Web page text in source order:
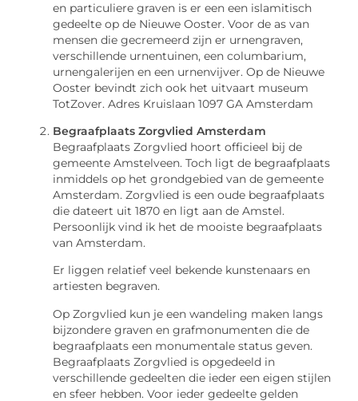
en particuliere graven is er een een islamitisch
gedeelte op de Nieuwe Ooster. Voor de as van
mensen die gecremeerd zijn er urnengraven,
verschillende urnentuinen, een columbarium,
urnengalerijen en een urnenvijver. Op de Nieuwe
Ooster bevindt zich ook het uitvaart museum
TotZover. Adres Kruislaan 1097 GA Amsterdam
Begraafplaats Zorgvlied Amsterdam
Begraafplaats Zorgvlied hoort officieel bij de
gemeente Amstelveen. Toch ligt de begraafplaats
inmiddels op het grondgebied van de gemeente
Amsterdam. Zorgvlied is een oude begraafplaats
die dateert uit 1870 en ligt aan de Amstel.
Persoonlijk vind ik het de mooiste begraafplaats
van Amsterdam.
Er liggen relatief veel bekende kunstenaars en
artiesten begraven.
Op Zorgvlied kun je een wandeling maken langs
bijzondere graven en grafmonumenten die de
begraafplaats een monumentale status geven.
Begraafplaats Zorgvlied is opgedeeld in
verschillende gedeelten die ieder een eigen stijlen
en sfeer hebben. Voor ieder gedeelte gelden